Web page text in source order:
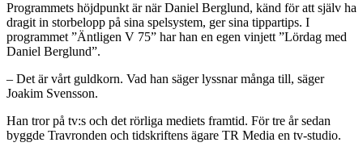
Programmets höjdpunkt är när Daniel Berglund, känd för att själv ha
dragit in storbelopp på sina spelsystem, ger sina tippartips. I
programmet ”Äntligen V 75” har han en egen vinjett ”Lördag med
Daniel Berglund”.
– Det är vårt guldkorn. Vad han säger lyssnar många till, säger
Joakim Svensson.
Han tror på tv:s och det rörliga mediets framtid. För tre år sedan
byggde Travronden och tidskriftens ägare TR Media en tv-studio.